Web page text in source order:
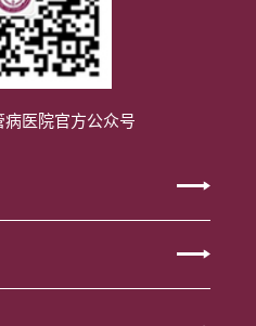
医院官方公众号